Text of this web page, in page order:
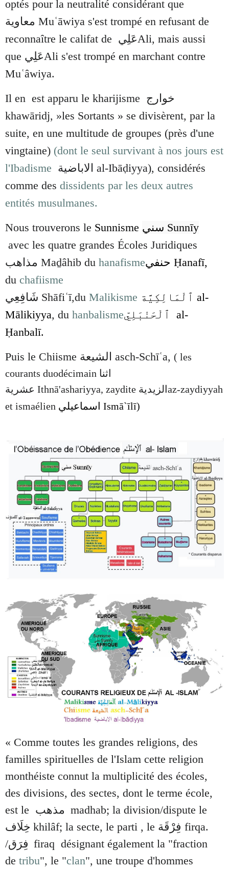
optés pour la neutralité considérant que
Muʿāwiya s'est trompé en refusant de
reconnaître le califat de عَلِيAli, mais aussi
que عَلِيAli s'est trompé en marchant contre
Muʿâwiya.
Il en est apparu le kharijisme خوارج
khawāridj, »les Sortants » se divisèrent, par la
suite, en une multitude de groupes (près d'une
vingtaine) (dont le seul survivant à nos jours est
l'Ibadisme
الاباضية al-Ibāḍiyya), considérés
comme des dissidents par les deux autres
entités musulmanes.
Nous trouverons le Sunnisme سني Sunnīy
avec les quatre grandes Écoles Juridiques
مذاهب Maḏâhib du hanafismeحنفي Ḥanafī,
du chafiisme
شَافِعِي Shāfiʿī,du Malikisme ٱلْمَالِكِيَّة al-
Mālikiyya, du hanbalismeٱلْحَنْبَلِيّ
al-
Ḥanbalī.
Puis le Chiisme الشيعة asch-Schīʿa, ( les
courants duodécimain اثنا
عشرية Ithnā'ashariyya, zaydite الزيديةaz-zaydiyyah
et ismaélien اسماعيلي Ismā`īlī)
« Comme toutes les grandes religions, des
familles spirituelles de l'Islam cette religion
monthéiste connut la multiplicité des écoles,
des divisions, des sectes, dont le terme école,
est le مذهب madhab; la division/dispute le
خِلَاف khilâf; la secte, le parti , le فِرْقَة firqa.
/فِرَق firaq désignant également la "fraction
de tribu", le "clan", une troupe d'hommes